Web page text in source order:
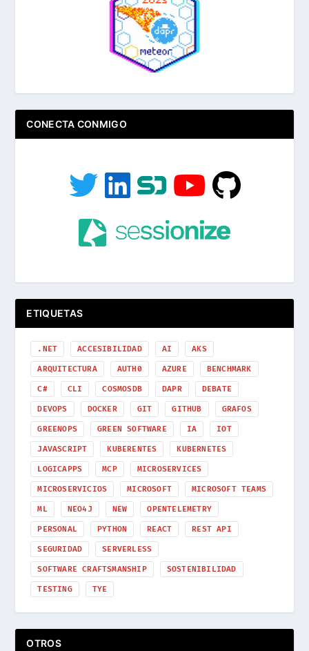
CONECTA CONMIGO
ETIQUETAS
.NET ACCESIBILIDAD AI AKS
ARQUITECTURA AUTH0 AZURE BENCHMARK
C# CLI COSMOSDB DAPR DEBATE
DEVOPS DOCKER GIT GITHUB GRAFOS
GREENOPS GREEN SOFTWARE IA IOT
JAVASCRIPT KUBERENTES KUBERNETES
LOGICAPPS MCP MICROSERVICES
MICROSERVICIOS MICROSOFT MICROSOFT TEAMS
ML NEO4J NEW OPENTELEMETRY
PERSONAL PYTHON REACT REST API
SEGURIDAD SERVERLESS
SOFTWARE CRAFTSMANSHIP SOSTENIBILIDAD
TESTING TYE
OTROS